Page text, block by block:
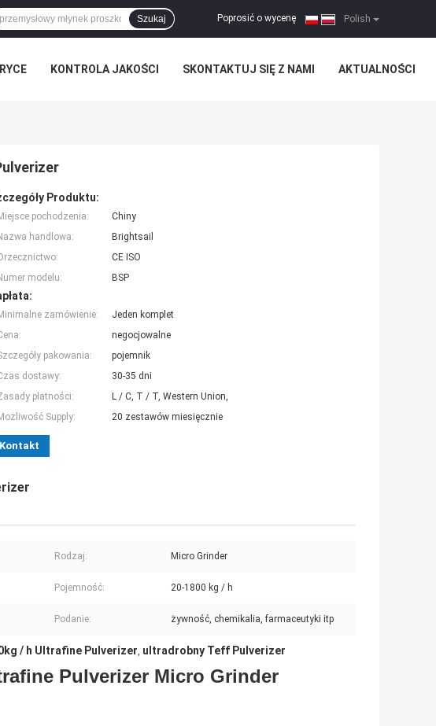
Polish
Poprosić o wycenę |
Szukaj
KONTROLA JAKOŚCI SKONTAKTUJ SIĘ Z NAMI AKTUALNOŚCI
Produktu:
pochodzenia:
Chiny
handlowa:
Brightsail
CE ISO
modelu:
BSP
zamówienie:
Jeden komplet
negocjowalne
pakowania:
pojemnik
dostawy:
30-35 dni
płatności:
L / C, T / T, Western Union,
Supply:
20 zestawów miesięcznie
Kontakt
Rodzaj: Micro Grinder
Pojemność: 20-1800 kg / h
Podanie: żywność, chemikalia, farmaceutyki itp
/ h Ultrafine Pulverizer, ultradrobny Teff Pulverizer
Pulverizer Micro Grinder